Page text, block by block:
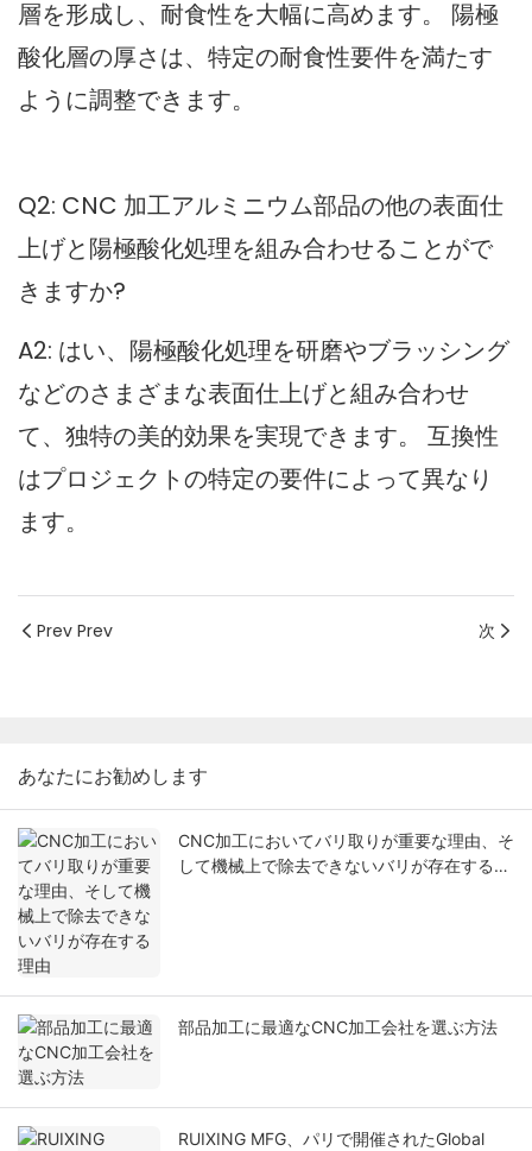
層を形成し、耐食性を大幅に高めます。 陽極
酸化層の厚さは、特定の耐食性要件を満たす
ように調整できます。
Q2: CNC 加工アルミニウム部品の他の表面仕
上げと陽極酸化処理を組み合わせることがで
きますか?
A2: はい、陽極酸化処理を研磨やブラッシング
などのさまざまな表面仕上げと組み合わせ
て、独特の美的効果を実現できます。 互換性
はプロジェクトの特定の要件によって異なり
ます。
Prev Prev 次
あなたにお勧めします
CNC加工においてバリ取りが重要な理由、そ
して機械上で除去できないバリが存在する理
部品加工に最適なCNC加工会社を選ぶ方法
RUIXING MFG、パリで開催されたGlobal